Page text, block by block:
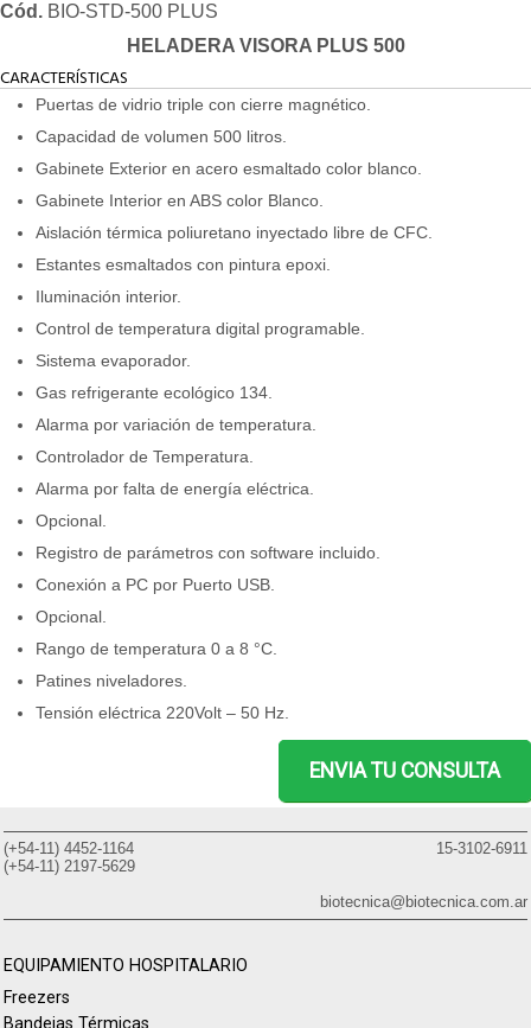
Cód. BIO-STD-500 PLUS
HELADERA VISORA PLUS 500
CARACTERÍSTICAS
Puertas de vidrio triple con cierre magnético.
Capacidad de volumen 500 litros.
Gabinete Exterior en acero esmaltado color blanco.
Gabinete Interior en ABS color Blanco.
Aislación térmica poliuretano inyectado libre de CFC.
Estantes esmaltados con pintura epoxi.
Iluminación interior.
Control de temperatura digital programable.
Sistema evaporador.
Gas refrigerante ecológico 134.
Alarma por variación de temperatura.
Controlador de Temperatura.
Alarma por falta de energía eléctrica.
Opcional.
Registro de parámetros con software incluido.
Conexión a PC por Puerto USB.
Opcional.
Rango de temperatura 0 a 8 °C.
Patines niveladores.
Tensión eléctrica 220Volt – 50 Hz.
ENVIA TU CONSULTA
(+54-11) 4452-1164
(+54-11) 2197-5629
15-3102-6911
biotecnica@biotecnica.com.ar
EQUIPAMIENTO HOSPITALARIO
Freezers
Bandejas Térmicas